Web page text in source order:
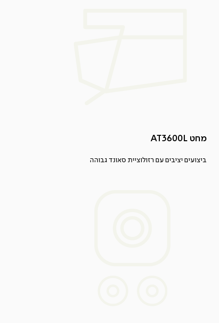
מחט AT3600L
ביצועים יציבים עם רזולוציית סאונד גבוהה